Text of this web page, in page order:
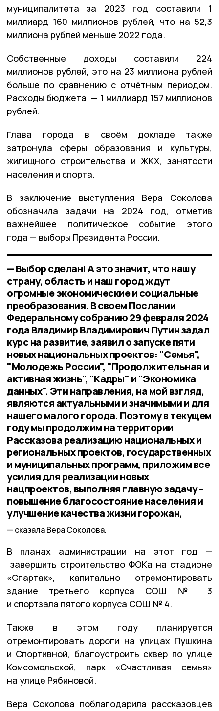
муниципалитета за 2023 год составили 1
миллиард 160 миллионов рублей, что на 52,3
миллиона рублей меньше 2022 года.
Собственные доходы составили 224
миллионов рублей, это на 23 миллиона рублей
больше по сравнению с отчётным периодом.
Расходы бюджета — 1 миллиард 157 миллионов
рублей.
Глава города в своём докладе также
затронула сферы образования и культуры,
жилищного строительства и ЖКХ, занятости
населения и спорта.
В заключение выступления Вера Соколова
обозначила задачи на 2024 год, отметив
важнейшее политическое событие этого
года — выборы Президента России.
— Выбор сделан! А это значит, что нашу
страну, область и наш город ждут
огромные экономические и социальные
преобразования. В своем Послании
Федеральному собранию 29 февраля 2024
года Владимир Владимирович Путин задал
курс на развитие, заявил о запуске пяти
новых национальных проектов: "Семья",
"Молодежь России", "Продолжительная и
активная жизнь", "Кадры" и "Экономика
данных". Эти направления, на мой взгляд,
являются актуальными и значимыми и для
нашего малого города. Поэтому в текущем
году мы продолжим на территории
Рассказова реализацию национальных и
региональных проектов, государственных
и муниципальных программ, приложим все
усилия для реализации новых
нацпроектов, выполняя главную задачу –
повышение благосостояние населения и
улучшение качества жизни горожан,
сказала Вера Соколова.
В планах администрации на этот год —
завершить строительство ФОКа на стадионе
«Спартак», капитально отремонтировать
здание третьего корпуса СОШ № 3
и спортзала пятого корпуса СОШ № 4.
Также в этом году планируется
отремонтировать дороги на улицах Пушкина
и Спортивной, благоустроить сквер по улице
Комсомольской, парк «Счастливая семья»
на улице Рябиновой.
Вера Соколова поблагодарила рассказовцев